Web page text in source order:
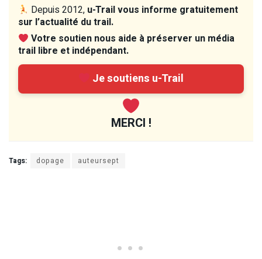
Depuis 2012, u-Trail vous informe gratuitement
sur l’actualité du trail.
Votre soutien nous aide à préserver un média
trail libre et indépendant.
Je soutiens u-Trail
MERCI !
Tags: dopage auteursept